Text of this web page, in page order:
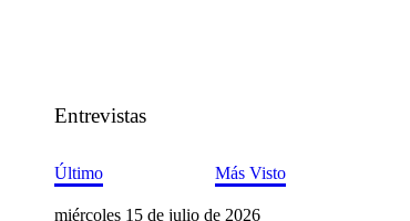
Entrevistas
Último Más Visto
miércoles 15 de julio de 2026